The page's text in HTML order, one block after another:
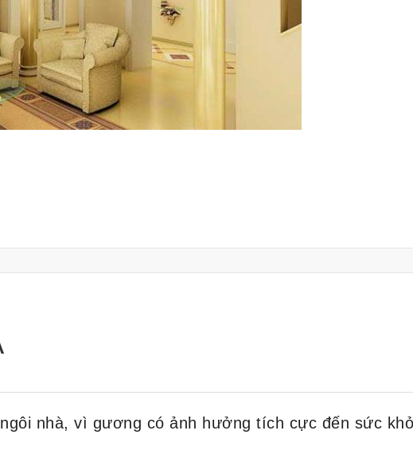
nhà, vì gương có ảnh hưởng tích cực đến sức